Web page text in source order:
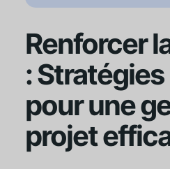
Renforcer
:
pour une
projet